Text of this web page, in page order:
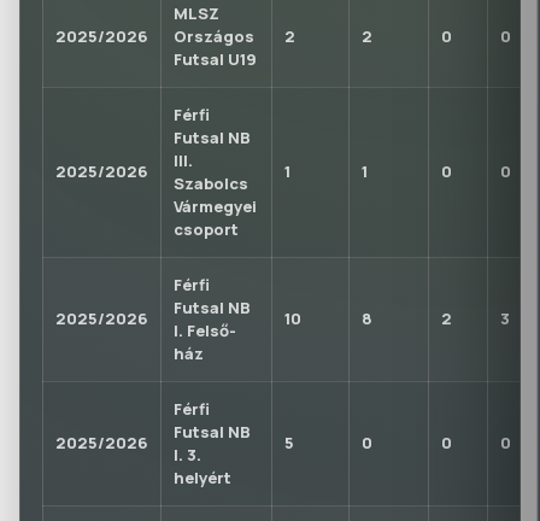
2025/2026
MLSZ
Országos
Futsal U19
2 2 0 0
2025/2026
Férfi
Futsal NB
III.
Szabolcs
Vármegyei
csoport
1 1 0 0
2025/2026
Férfi
Futsal NB
I. Felső-
ház
10 8 2 3
2025/2026
Férfi
Futsal NB
I. 3.
helyért
5 0 0 0